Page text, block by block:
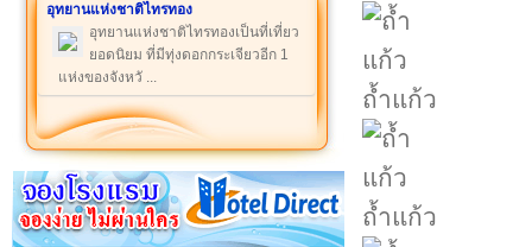
อุทยานแห่งชาติไทรทอง
อุทยานแห่งชาติไทรทองเป็นที่เที่ยว
ยอดนิยม ที่มีทุ่งดอกกระเจียวอีก 1
แห่งของจังหวั ...
ถ้ำแก้ว
ถ้ำแก้ว